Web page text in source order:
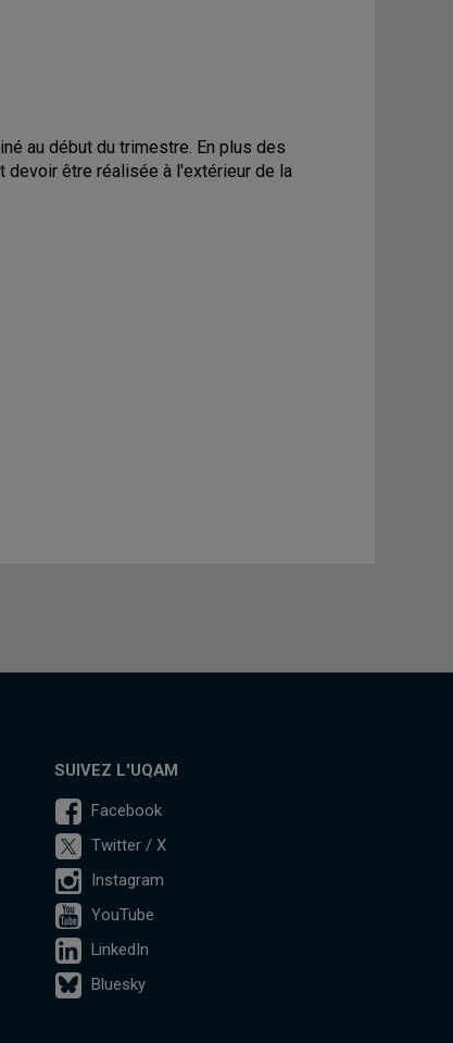
au début du trimestre. En plus des
devoir être réalisée à l'extérieur de la
SUIVEZ L'UQAM
Facebook
Twitter / X
Instagram
YouTube
LinkedIn
Bluesky